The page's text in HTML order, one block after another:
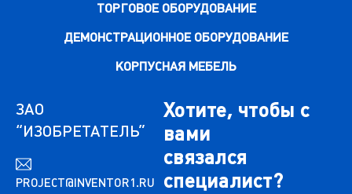
ТОРГОВОЕ ОБОРУДОВАНИЕ
ДЕМОНСТРАЦИОННОЕ ОБОРУДОВАНИЕ
КОРПУСНАЯ МЕБЕЛЬ
ЗАО
“ИЗОБРЕТАТЕЛЬ”
PROJECT@INVENTOR1.RU
Хотите, чтобы с
вами
связался
специалист?